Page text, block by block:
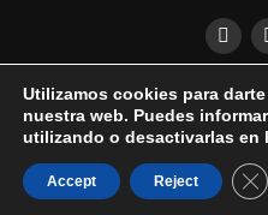
QUÍENES SOMOS CONDICIONES DE
PUBLICIDAD EN EL UKELELE
© Copyright 2025, All
Utilizamos cookies para
nuestra web. Puedes
utilizando o desactivarlas en
Accept Reject